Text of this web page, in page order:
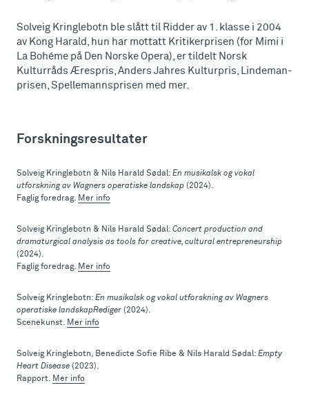
Solveig Kringlebotn ble slått til Ridder av 1. klasse i 2004
av Kong Harald, hun har mottatt Kritikerprisen (for Mimi i
La Bohéme på Den Norske Opera), er tildelt Norsk
Kulturråds Ærespris, Anders Jahres Kulturpris, Lindeman-
prisen, Spellemannsprisen med mer.
Forskningsresultater
Solveig Kringlebotn & Nils Harald Sødal: En musikalsk og vokal
utforskning av Wagners operatiske landskap (2024).
Faglig foredrag. Mer info
Solveig Kringlebotn & Nils Harald Sødal: Concert production and
dramaturgical analysis as tools for creative, cultural entrepreneurship
(2024).
Faglig foredrag. Mer info
Solveig Kringlebotn: En musikalsk og vokal utforskning av Wagners
operatiske landskapRediger (2024).
Scenekunst. Mer info
Solveig Kringlebotn, Benedicte Sofie Ribe & Nils Harald Sødal: Empty
Heart Disease (2023).
Rapport. Mer info